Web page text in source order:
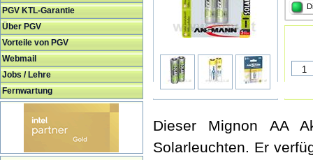
PGV KTL-Garantie
Über PGV
Vorteile von PGV
Webmail
Jobs / Lehre
Fernwartung
Dieser Mignon AA
Solarleuchten. Er